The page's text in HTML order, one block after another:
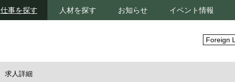
仕事を探す 人材を探す お知らせ イベント情報
求人詳細